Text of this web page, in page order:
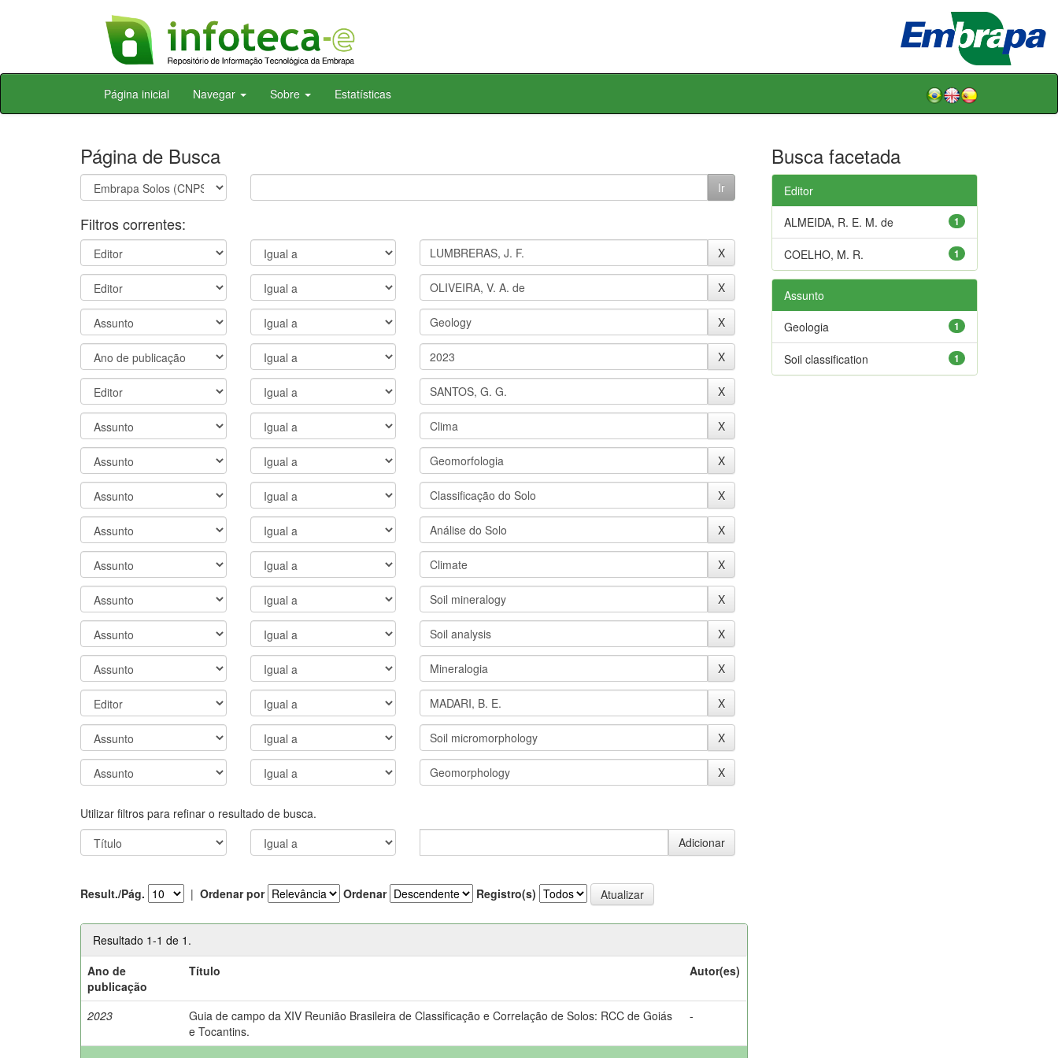
Skip
Página inicial Navegar Sobre Estatísticas
Página de Busca
Filtros correntes:
Utilizar filtros para refinar o resultado de busca.
Result./Pág. | Ordenar por Ordenar Registro(s)
Resultado 1-1 de 1.
Ano de
publicação
Título Autor(es)
2023
Guia de campo da XIV Reunião Brasileira de Classificação e Correlação de Solos: RCC de Goiás
e Tocantins.
-
Busca facetada
Editor
1
ALMEIDA, R. E. M. de
1
COELHO, M. R.
Assunto
1
Geologia
1
Soil classification